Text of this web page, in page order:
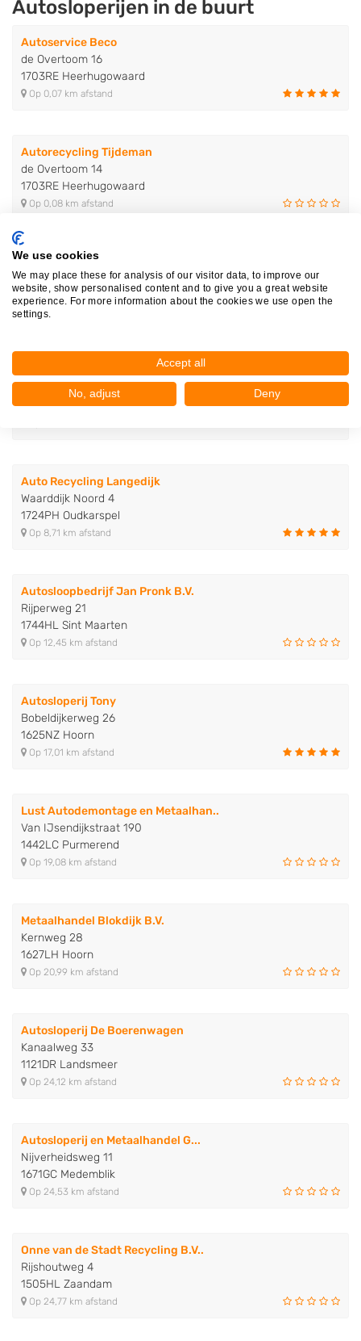
Autosloperijen in de buurt
Autoservice Beco
de Overtoom 16
1703RE Heerhugowaard
Op 0,07 km afstand
Autorecycling Tijdeman
de Overtoom 14
1703RE Heerhugowaard
Op 0,08 km afstand
De Nieuwe Overtoom
de Overtoom 13
1703RE Heerhugowaard
Op 0,11 km afstand
Autorecycling De Nollen B.V.
de Overtoom 9
1703RE Heerhugowaard
Auto Recycling Langedijk
Waarddijk Noord 4
1724PH Oudkarspel
Op 8,71 km afstand
Autosloopbedrijf Jan Pronk B.V.
Rijperweg 21
1744HL Sint Maarten
Op 12,45 km afstand
Autosloperij Tony
Bobeldijkerweg 26
1625NZ Hoorn
Op 17,01 km afstand
Lust Autodemontage en Metaalhan..
Van IJsendijkstraat 190
1442LC Purmerend
Op 19,08 km afstand
Metaalhandel Blokdijk B.V.
Kernweg 28
1627LH Hoorn
Op 20,99 km afstand
Autosloperij De Boerenwagen
Kanaalweg 33
1121DR Landsmeer
Op 24,12 km afstand
Autosloperij en Metaalhandel G...
Nijverheidsweg 11
1671GC Medemblik
Op 24,53 km afstand
Onne van de Stadt Recycling B.V..
Rijshoutweg 4
1505HL Zaandam
Op 24,77 km afstand
We use cookies
We may place these for analysis of our visitor data, to improve our
website, show personalised content and to give you a great website
experience. For more information about the cookies we use open the
settings.
Accept all
No, adjust Deny